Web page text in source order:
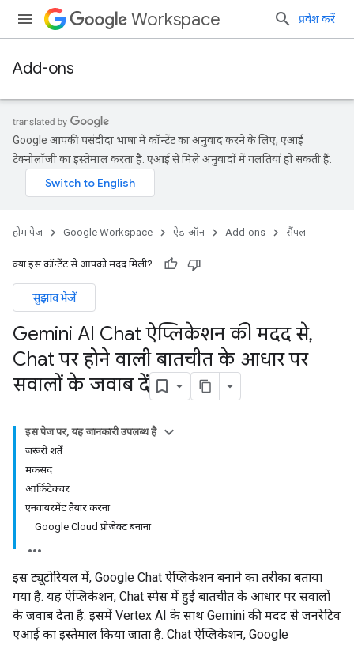
Workspace प्रवेश करें
Add-ons
Google आपकी पसंदीदा भाषा में कॉन्टेंट का अनुवाद करने के लिए, एआई
टेक्नोलॉजी का इस्तेमाल करता है. एआई से मिले अनुवादों में गलतियां हो सकती हैं.
होम पेज Google Workspace ऐड-ऑन Add-ons सैंपल
क्या इस कॉन्टेंट से आपको मदद मिली?
सुझाव भेजें
Gemini AI Chat ऐप्लिकेशन की मदद से,
Chat पर होने वाली बातचीत के आधार पर
सवालों के जवाब दें
इस पेज पर, यह जानकारी उपलब्ध है
ज़रूरी शर्तें
मकसद
आर्किटेक्चर
एनवायरमेंट तैयार करना
Google Cloud प्रोजेक्ट बनाना
इस ट्यूटोरियल में, Google Chat ऐप्लिकेशन बनाने का तरीका बताया
गया है. यह ऐप्लिकेशन, Chat स्पेस में हुई बातचीत के आधार पर सवालों
के जवाब देता है. इसमें Vertex AI के साथ Gemini की मदद से जनरेटिव
एआई का इस्तेमाल किया जाता है. Chat ऐप्लिकेशन, Google